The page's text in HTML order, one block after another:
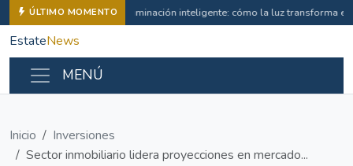
ÚLTIMO MOMENTO Iluminación inteligente: cómo la luz transforma
EstateNews
MENÚ
Inicio
Inversiones
Sector inmobiliario lidera proyecciones en mercado...